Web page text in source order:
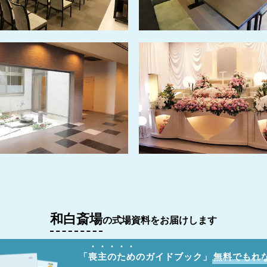
和白斎場の式場資料をお届けします
「喪主のためのガイドブック」 無料でもれ